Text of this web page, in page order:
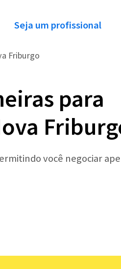
Seja um profissional
Friburgo
para
você negociar